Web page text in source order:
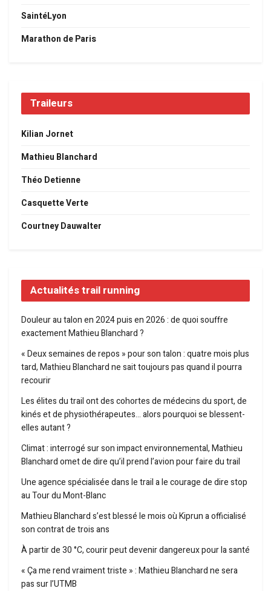
SaintéLyon
Marathon de Paris
Traileurs
Kilian Jornet
Mathieu Blanchard
Théo Detienne
Casquette Verte
Courtney Dauwalter
Actualités trail running
Douleur au talon en 2024 puis en 2026 : de quoi souffre
exactement Mathieu Blanchard ?
« Deux semaines de repos » pour son talon : quatre mois plus
tard, Mathieu Blanchard ne sait toujours pas quand il pourra
recourir
Les élites du trail ont des cohortes de médecins du sport, de
kinés et de physiothérapeutes… alors pourquoi se blessent-
elles autant ?
Climat : interrogé sur son impact environnemental, Mathieu
Blanchard omet de dire qu’il prend l’avion pour faire du trail
Une agence spécialisée dans le trail a le courage de dire stop
au Tour du Mont-Blanc
Mathieu Blanchard s’est blessé le mois où Kiprun a officialisé
son contrat de trois ans
À partir de 30 °C, courir peut devenir dangereux pour la santé
« Ça me rend vraiment triste » : Mathieu Blanchard ne sera
pas sur l’UTMB